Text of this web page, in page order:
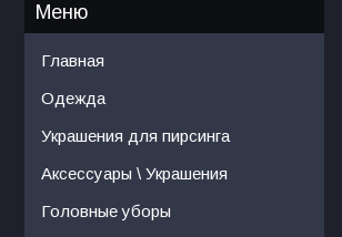
Главная
Одежда
Украшения для пирсинга
Аксессуары \ Украшения
Головные уборы